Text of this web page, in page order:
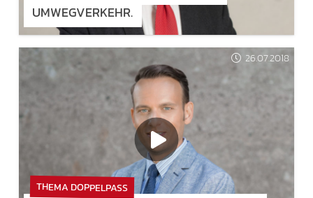
UMWEGVERKEHR.
26.07.2018
THEMA DOPPELPASS